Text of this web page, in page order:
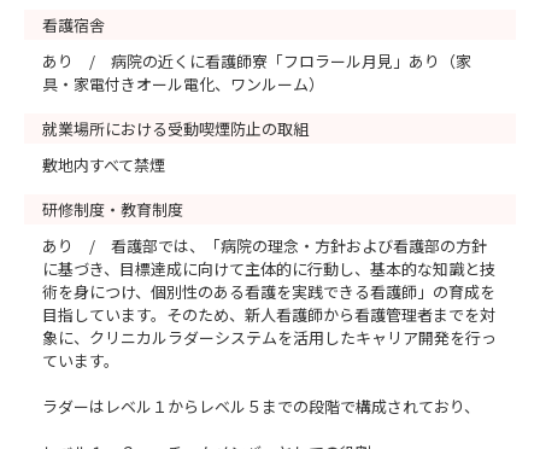
看護宿舎
あり / 病院の近くに看護師寮「フロラール月見」あり（家
具・家電付きオール電化、ワンルーム）
就業場所における受動喫煙防止の取組
敷地内すべて禁煙
研修制度・教育制度
あり / 看護部では、「病院の理念・方針および看護部の方針
に基づき、目標達成に向けて主体的に行動し、基本的な知識と技
術を身につけ、個別性のある看護を実践できる看護師」の育成を
目指しています。そのため、新人看護師から看護管理者までを対
象に、クリニカルラダーシステムを活用したキャリア開発を行っ
ています。
ラダーはレベル１からレベル５までの段階で構成されており、